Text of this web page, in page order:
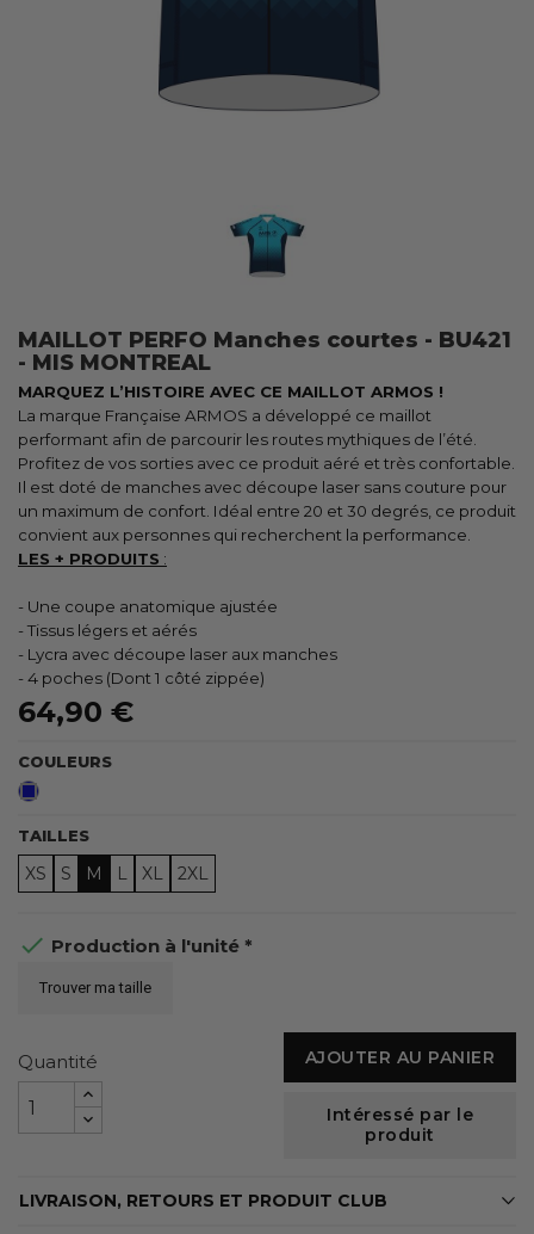
MAILLOT PERFO Manches courtes - BU421
- MIS MONTREAL
MARQUEZ L’HISTOIRE AVEC CE MAILLOT ARMOS !
La marque Française ARMOS a développé ce maillot
performant afin de parcourir les routes mythiques de l’été.
Profitez de vos sorties avec ce produit aéré et très confortable.
Il est doté de manches avec découpe laser sans couture pour
un maximum de confort. Idéal entre 20 et 30 degrés, ce produit
convient aux personnes qui recherchent la performance.
LES + PRODUITS :
- Une coupe anatomique ajustée
- Tissus légers et aérés
- Lycra avec découpe laser aux manches
- 4 poches (Dont 1 côté zippée)
64,90 €
COULEURS
Bleu
TAILLES
XS S M L XL 2XL
 Production à l'unité *
Trouver ma taille
Quantité AJOUTER AU PANIER
Intéressé par le
produit
LIVRAISON, RETOURS ET PRODUIT CLUB